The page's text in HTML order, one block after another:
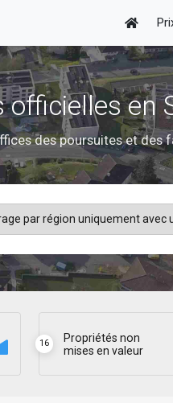
en
des poursuites et des
16
Propriétés non
mises en valeur